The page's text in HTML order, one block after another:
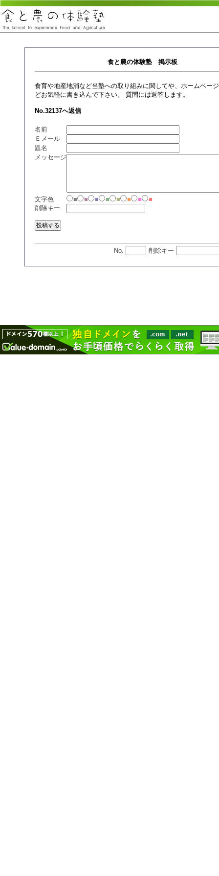
食と農の体験塾 掲示板
食育や地産地消など当塾への取り組みに関してや、ホームペー
どお気軽に書き込んで下さい。 質問には返答します。
No.32137へ返信
名前
Ｅメール
題名
メッセージ
文字色 ■ ■ ■ ■ ■ ■ ■
■
削除キー
No. 削除キー